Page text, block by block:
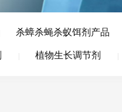
杀蟑杀蝇杀蚁饵剂产品
植物生长调节剂